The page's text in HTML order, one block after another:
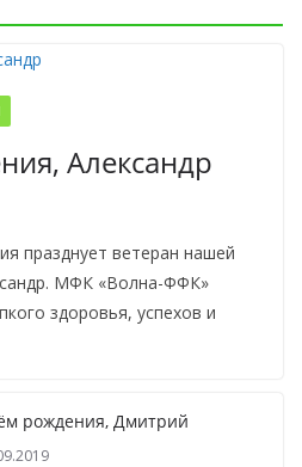
Александр
празднует ветеран нашей
МФК «Волна-ФФК»
здоровья, успехов и
рождения, Дмитрий